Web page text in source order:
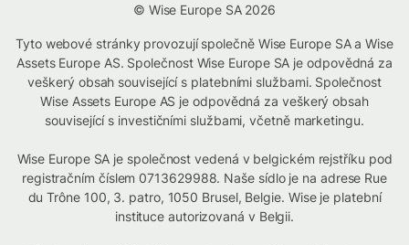
© Wise Europe SA 2026
Tyto webové stránky provozují společně Wise Europe SA a Wise
Assets Europe AS. Společnost Wise Europe SA je odpovědná za
veškerý obsah související s platebními službami. Společnost
Wise Assets Europe AS je odpovědná za veškerý obsah
související s investičními službami, včetně marketingu.
Wise Europe SA je společnost vedená v belgickém rejstříku pod
registračním číslem 0713629988. Naše sídlo je na adrese Rue
du Trône 100, 3. patro, 1050 Brusel, Belgie. Wise je platební
instituce autorizovaná v Belgii.